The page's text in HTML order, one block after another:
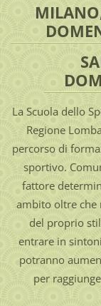
La Scuola dello
Regione
percorso di
sportivo.
fattore
ambito oltre che
del proprio
entrare in
potranno
per